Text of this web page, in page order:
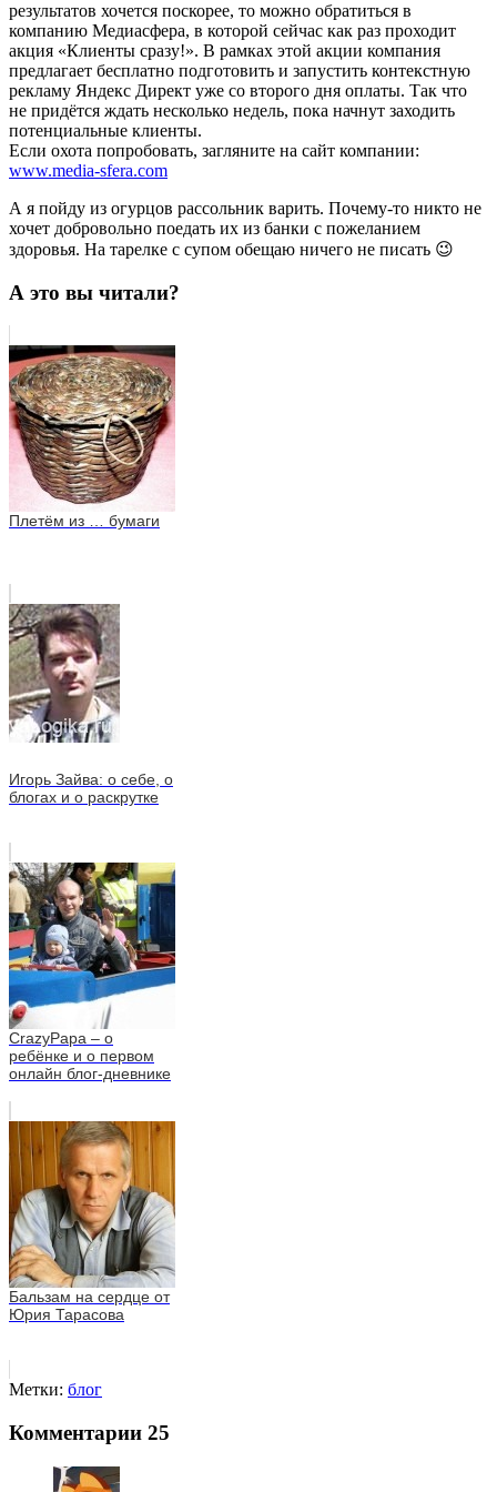
результатов хочется поскорее, то можно обратиться в
компанию Медиасфера, в которой сейчас как раз проходит
акция «Клиенты сразу!». В рамках этой акции компания
предлагает бесплатно подготовить и запустить контекстную
рекламу Яндекс Директ уже со второго дня оплаты. Так что
не придётся ждать несколько недель, пока начнут заходить
потенциальные клиенты.
Если охота попробовать, загляните на сайт компании:
www.media-sfera.com
А я пойду из огурцов рассольник варить. Почему-то никто не
хочет добровольно поедать их из банки с пожеланием
здоровья. На тарелке с супом обещаю ничего не писать 😉
А это вы читали?
Плетём из … бумаги
Игорь Зайва: о себе, о
блогах и о раскрутке
CrazyPapa – о
ребёнке и о первом
онлайн блог-дневнике
Бальзам на сердце от
Юрия Тарасова
Метки: блог
Комментарии 25